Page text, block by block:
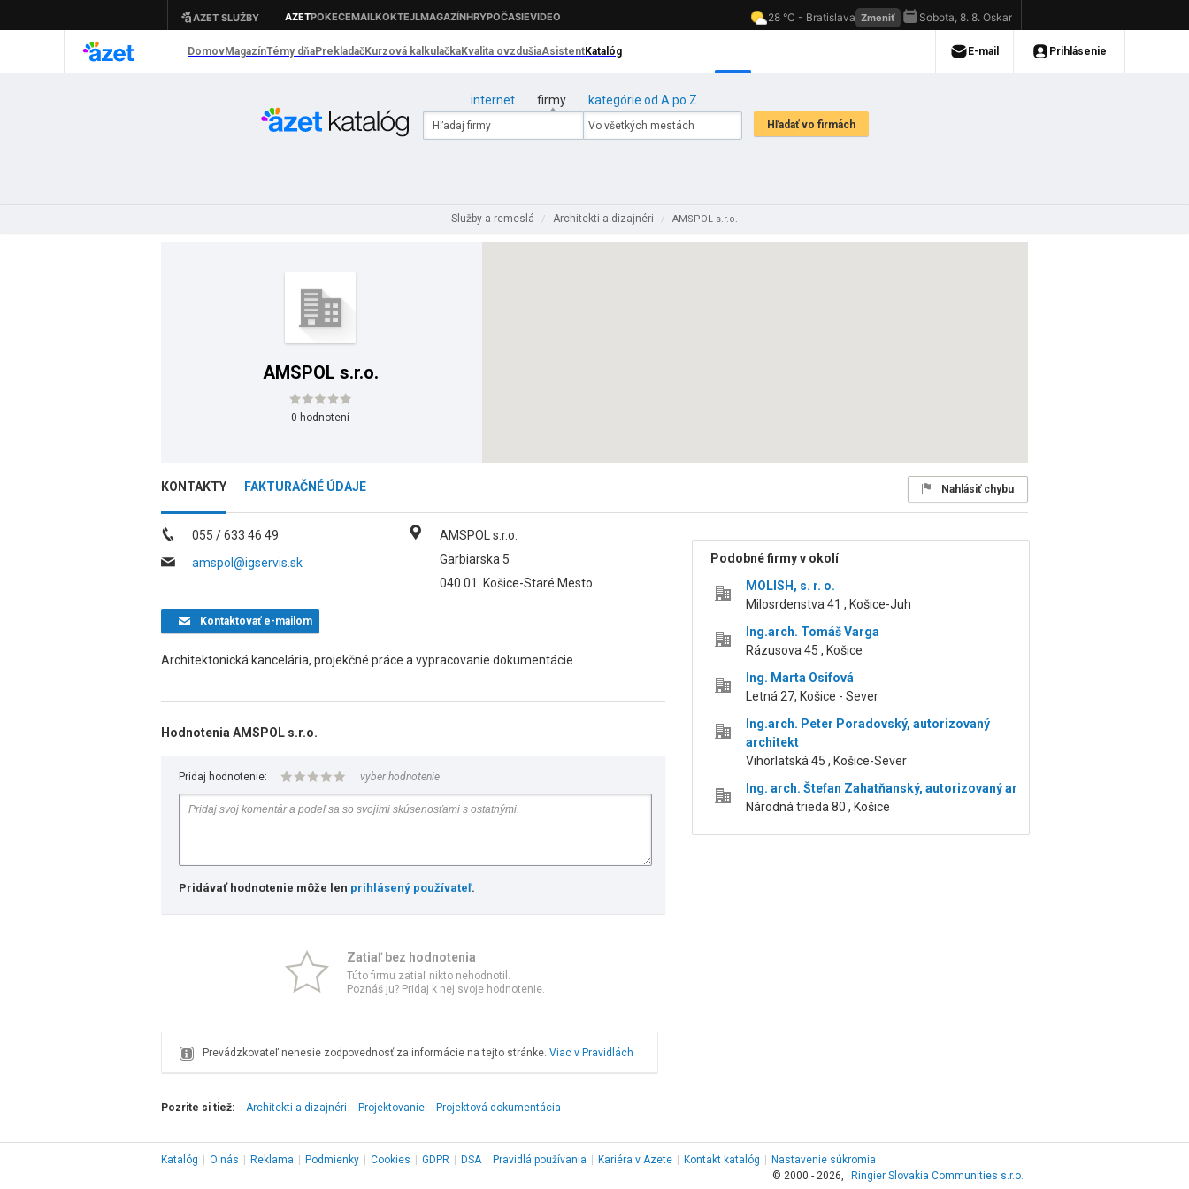
internet firmy kategórie od A po Z
Služby a remeslá / Architekti a dizajnéri / AMSPOL s.r.o.
AMSPOL s.r.o.
0 hodnotení
KONTAKTY FAKTURAČNÉ ÚDAJE Nahlásiť chybu
055 / 633 46 49
amspol@igservis.sk
AMSPOL s.r.o.
Garbiarska 5
040 01
Košice-Staré Mesto
Kontaktovaťe-mailom
Architektonická kancelária, projekčné práce a vypracovanie dokumentácie.
Hodnotenia AMSPOL s.r.o.
Pridaj hodnotenie: vyber hodnotenie
Pridávať hodnotenie môže len prihlásený používateľ.
Zatiaľ bez hodnotenia
Túto firmu zatiaľ nikto nehodnotil.
Poznáš ju? Pridaj k nej svoje hodnotenie.
Prevádzkovateľ nenesie zodpovednosť za informácie na tejto stránke. Viac v Pravidlách
Podobné firmy v okolí
MOLISH, s. r. o.
Milosrdenstva 41 , Košice-Juh
Ing.arch. Tomáš Varga
Rázusova 45 , Košice
Ing. Marta Osifová
Letná 27, Košice - Sever
Ing.arch. Peter Poradovský, autorizovaný
architekt
Vihorlatská 45 , Košice-Sever
Ing. arch. Štefan Zahatňanský, autorizovaný ar
Národná trieda 80 , Košice
Pozrite si tiež: Architekti a dizajnéri Projektovanie Projektová dokumentácia
Katalóg O nás Reklama Podmienky Cookies GDPR DSA Pravidlá používania Kariéra v Azete Kontakt katalóg
Nastavenie súkromia
© 2000 - 2026,
Ringier Slovakia Communities s.r.o.